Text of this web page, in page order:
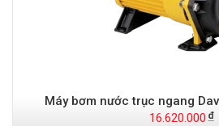
Máy bơm nước trục ngang
16.620.000